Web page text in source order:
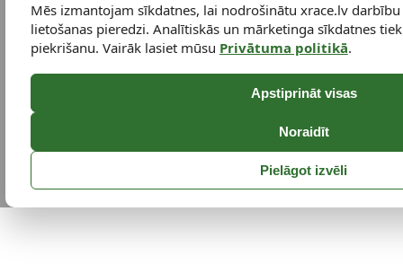
Mēs izmantojam sīkdatnes, lai nodrošinātu xrace.lv
lietošanas pieredzi. Analītiskās un mārketinga sīkdatnes
piekrišanu. Vairāk lasiet mūsu Privātuma politikā.
Apstiprināt visas
Noraidīt
Pielāgot izvēli